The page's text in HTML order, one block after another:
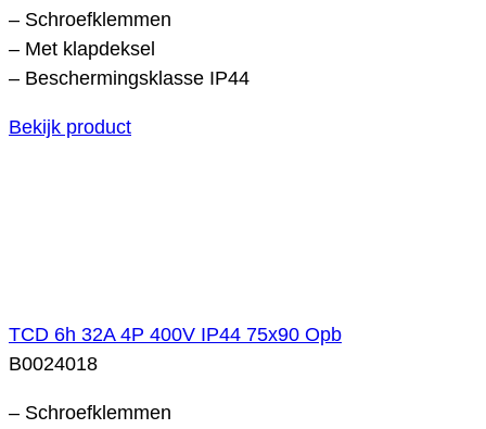
– Schroefklemmen
– Met klapdeksel
– Beschermingsklasse IP44
Bekijk product
TCD 6h 32A 4P 400V IP44 75x90 Opb
B0024018
– Schroefklemmen